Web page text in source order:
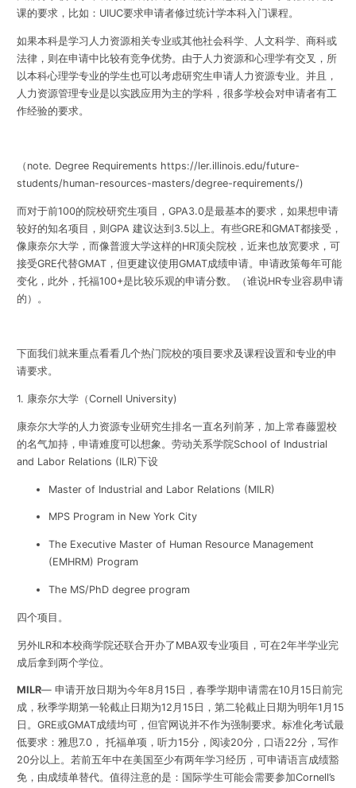
课的要求，比如：UIUC要求申请者修过统计学本科入门课程。
如果本科是学习人力资源相关专业或其他社会科学、人文科学、商科或
法律，则在申请中比较有竞争优势。由于人力资源和心理学有交叉，所
以本科心理学专业的学生也可以考虑研究生申请人力资源专业。并且，
人力资源管理专业是以实践应用为主的学科，很多学校会对申请者有工
作经验的要求。
（note. Degree Requirements https://ler.illinois.edu/future-
students/human-resources-masters/degree-requirements/)
而对于前100的院校研究生项目，GPA3.0是最基本的要求，如果想申请
较好的知名项目，则GPA 建议达到3.5以上。有些GRE和GMAT都接受，
像康奈尔大学，而像普渡大学这样的HR顶尖院校，近来也放宽要求，可
接受GRE代替GMAT，但更建议使用GMAT成绩申请。申请政策每年可能
变化，此外，托福100+是比较乐观的申请分数。（谁说HR专业容易申请
的）。
下面我们就来重点看看几个热门院校的项目要求及课程设置和专业的申
请要求。
1. 康奈尔大学（Cornell University)
康奈尔大学的人力资源专业研究生排名一直名列前茅，加上常春藤盟校
的名气加持，申请难度可以想象。劳动关系学院School of Industrial
and Labor Relations (ILR)下设
Master of Industrial and Labor Relations (MILR)
MPS Program in New York City
The Executive Master of Human Resource Management
(EMHRM) Program
The MS/PhD degree program
四个项目。
另外ILR和本校商学院还联合开办了MBA双专业项目，可在2年半学业完
成后拿到两个学位。
MILR— 申请开放日期为今年8月15日，春季学期申请需在10月15日前完
成，秋季学期第一轮截止日期为12月15日，第二轮截止日期为明年1月15
日。GRE或GMAT成绩均可，但官网说并不作为强制要求。标准化考试最
低要求：雅思7.0， 托福单项，听力15分，阅读20分，口语22分，写作
20分以上。若前五年中在美国至少有两年学习经历，可申请语言成绩豁
免，由成绩单替代。值得注意的是：国际学生可能会需要参加Cornell’s